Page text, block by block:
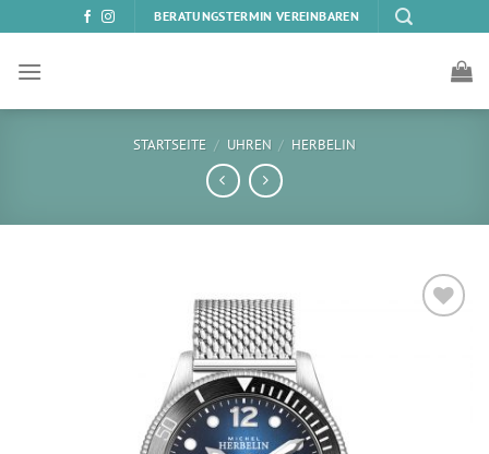
Inhalt
springen
BERATUNGSTERMIN VEREINBAREN
STARTSEITE / UHREN / HERBELIN